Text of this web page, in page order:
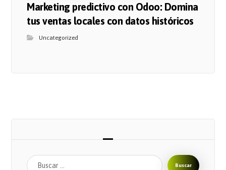
Marketing predictivo con Odoo: Domina
tus ventas locales con datos históricos
Uncategorized
Buscar